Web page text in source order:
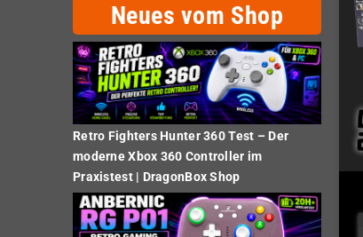
Neues vom Shop
Retro Fighters Hunter 360 Test – Der
moderne Xbox 360 Controller im
Praxistest | DragonBox Shop